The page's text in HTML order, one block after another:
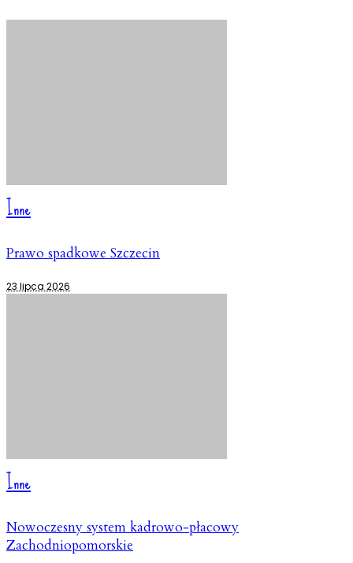
Inne
Prawo spadkowe Szczecin
23 lipca 2026
Inne
Nowoczesny system kadrowo-płacowy
Zachodniopomorskie